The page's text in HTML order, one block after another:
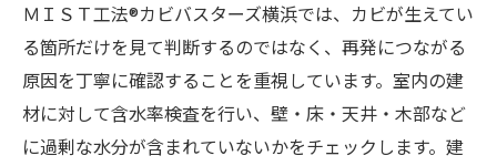
ＭＩＳＴ工法®カビバスターズ横浜では、カビが生えてい
る箇所だけを見て判断するのではなく、再発につながる
原因を丁寧に確認することを重視しています。室内の建
材に対して含水率検査を行い、壁・床・天井・木部など
に過剰な水分が含まれていないかをチェックします。建